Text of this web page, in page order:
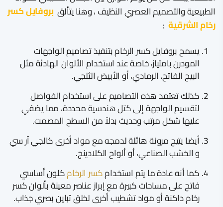
الطبيعية والتصميم العصري النظيف ، وهنا يتألق بروفايل كسر
رخام الشرقية :
​يسمح بروفايل كسر الرخام بتنفيذ تصاميم الواجهات
المودرن بامتياز، خاصة عند استخدام الألوان الهادئة مثل
البيج الفاتح، الرمادي، أو الأبيض الثلجي.
كذلك تعتمد هذه التصاميم على استخدام الفواصل
لتقسيم الواجهة إلى كتل هندسية محددة، مما يضفي
عليها شكل مرتب وحديث بدلاً من السطح المصمت.
​أيضا يتيح مرونة هائلة لدمجه مع مواد أخرى كالجي آر سي
و الخشب الصناعي، أو ألواح الكلادينج.
كما أنه عادة ما يتم استخدامكسر الرخامكلون أساسي
فاتح على مساحات كبيرة مع إبراز عناصر معينة بألوان كسر
رخام داكنة أو مواد تشطيب أخرى لخلق تباين بصري جذاب.